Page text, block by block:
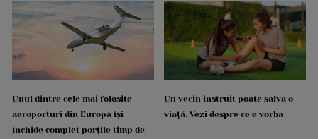
Unul dintre cele mai folosite
aeroporturi din Europa își
închide complet porțile timp de
Un vecin instruit poate salva o
viață. Vezi despre ce e vorba